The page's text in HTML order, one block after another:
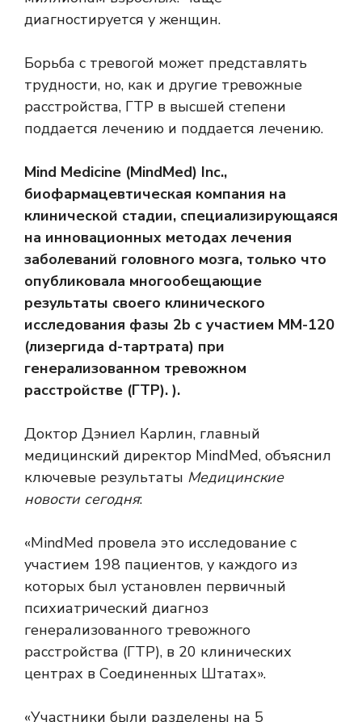
диагностируется у женщин.
Борьба с тревогой может представлять
трудности, но, как и другие тревожные
расстройства, ГТР в высшей степени
поддается лечению и поддается лечению.
Mind Medicine (MindMed) Inc.,
биофармацевтическая компания на
клинической стадии, специализирующаяся
на инновационных методах лечения
заболеваний головного мозга, только что
опубликовала многообещающие
результаты своего клинического
исследования фазы 2b с участием MM-120
(лизергида d-тартрата) при
генерализованном тревожном
расстройстве (ГТР). ).
Доктор Дэниел Карлин, главный
медицинский директор MindMed, объяснил
ключевые результаты Медицинские
новости сегодня:
«MindMed провела это исследование с
участием 198 пациентов, у каждого из
которых был установлен первичный
психиатрический диагноз
генерализованного тревожного
расстройства (ГТР), в 20 клинических
центрах в Соединенных Штатах».
«Участники были разделены на 5